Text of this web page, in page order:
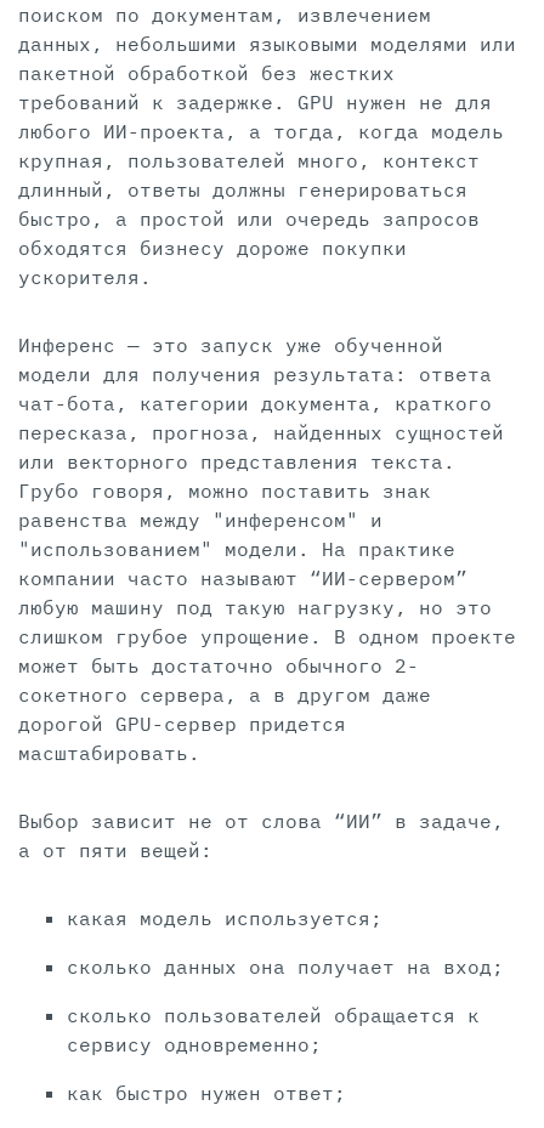
поиском по документам, извлечением
данных, небольшими языковыми моделями или
пакетной обработкой без жестких
требований к задержке. GPU нужен не для
любого ИИ-проекта, а тогда, когда модель
крупная, пользователей много, контекст
длинный, ответы должны генерироваться
быстро, а простой или очередь запросов
обходятся бизнесу дороже покупки
ускорителя.
Инференс — это запуск уже обученной
модели для получения результата: ответа
чат-бота, категории документа, краткого
пересказа, прогноза, найденных сущностей
или векторного представления текста.
Грубо говоря, можно поставить знак
равенства между "инференсом" и
"использованием" модели. На практике
компании часто называют “ИИ-сервером”
любую машину под такую нагрузку, но это
слишком грубое упрощение. В одном проекте
может быть достаточно обычного 2-
сокетного сервера, а в другом даже
дорогой GPU-сервер придется
масштабировать.
Выбор зависит не от слова “ИИ” в задаче,
а от пяти вещей:
какая модель используется;
сколько данных она получает на вход;
сколько пользователей обращается к
сервису одновременно;
как быстро нужен ответ;